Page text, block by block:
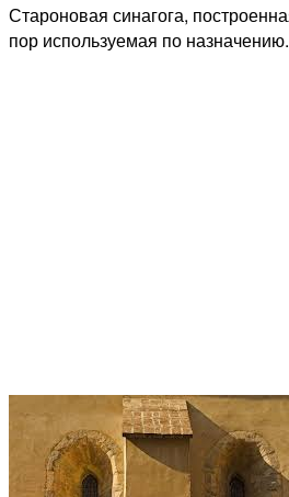
Староновая синагога,
пор используемая по назначению.